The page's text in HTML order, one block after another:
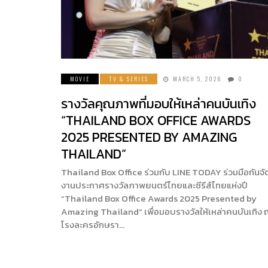
MOVIE TV & SERIES MARCH 5, 2026 0
รางวัลคุณภาพที่มอบให้เหล่าคนบันเทิง
“THAILAND BOX OFFICE AWARDS
2025 PRESENTED BY AMAZING
THAILAND”
Thailand Box Office ร่วมกับ LINE TODAY ร่วมมือกันจั
งานประกาศรางวัลภาพยนตร์ไทยและซีรีส์ไทยแห่งปี
“Thailand Box Office Awards 2025 Presented by
Amazing Thailand” เพื่อมอบรางวัลให้เหล่าคนบันเทิง
โรงละครอักษรา…